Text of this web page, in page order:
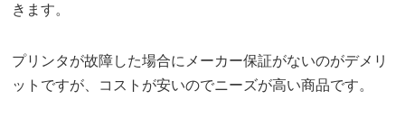
きます。
プリンタが故障した場合にメーカー保証がないのがデメリ
ットですが、コストが安いのでニーズが高い商品です。